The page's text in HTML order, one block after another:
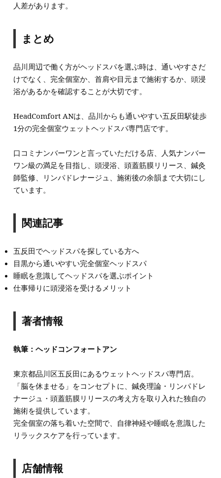
人差があります。
まとめ
品川周辺で働く方がヘッドスパを選ぶ時は、通いやすさだ
けでなく、完全個室か、首肩や目元まで施術するか、頭浸
浴があるかを確認することが大切です。
HeadComfort ANは、品川からも通いやすい五反田駅徒歩
1分の完全個室ウェットヘッドスパ専門店です。
口コミナンバーワンと言っていただける店、人気ナンバー
ワン級の満足を目指し、頭浸浴、頭蓋筋膜リリース、鍼灸
師監修、リンパドレナージュ、施術後の余韻まで大切にし
ています。
関連記事
五反田でヘッドスパを探している方へ
目黒から通いやすい完全個室ヘッドスパ
睡眠を意識してヘッドスパを選ぶポイント
仕事帰りに頭浸浴を受けるメリット
著者情報
執筆：ヘッドコンフォートアン
東京都品川区五反田にあるウェットヘッドスパ専門店。
「脳を休ませる」をコンセプトに、鍼灸理論・リンパドレ
ナージュ・頭蓋筋膜リリースの考え方を取り入れた独自の
施術を提供しています。
完全個室の落ち着いた空間で、自律神経や睡眠を意識した
リラックスケアを行っています。
店舗情報